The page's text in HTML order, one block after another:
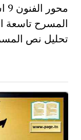
المسرح تاسعة
تحليل نص